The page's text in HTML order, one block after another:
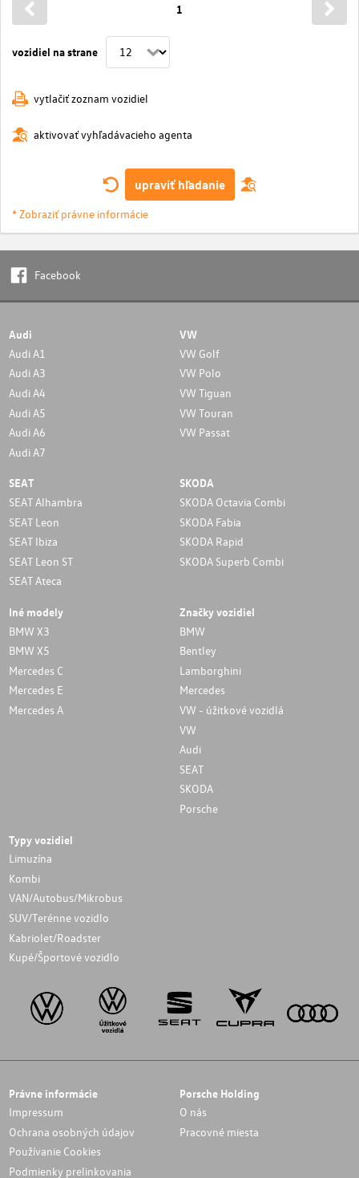
vozidiel na strane
1
vytlačiť zoznam vozidiel
aktivovať vyhľadávacieho agenta
upraviť hľadanie
* Zobraziť právne informácie
Facebook
Audi
Audi A1
Audi A3
Audi A4
Audi A5
Audi A6
Audi A7
VW
VW Golf
VW Polo
VW Tiguan
VW Touran
VW Passat
SEAT
SEAT Alhambra
SEAT Leon
SEAT Ibiza
SEAT Leon ST
SEAT Ateca
SKODA
SKODA Octavia Combi
SKODA Fabia
SKODA Rapid
SKODA Superb Combi
Iné modely
BMW X3
BMW X5
Mercedes C
Mercedes E
Mercedes A
Značky vozidiel
BMW
Bentley
Lamborghini
Mercedes
VW - úžitkové vozidlá
VW
Audi
SEAT
SKODA
Porsche
Typy vozidiel
Limuzína
Kombi
VAN/Autobus/Mikrobus
SUV/Terénne vozidlo
Kabriolet/Roadster
Kupé/Športové vozidlo
Právne informácie
Impressum
Ochrana osobných údajov
Používanie Cookies
Podmienky prelinkovania
Porsche Holding
O nás
Pracovné miesta